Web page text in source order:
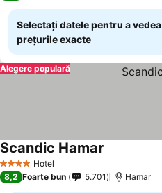
Selectați datele pentru a vedea
prețurile exacte
Alegere populară
4 Stele Hotel
Scandic Hamar
8,2 Foarte bun 5.701 Hamar